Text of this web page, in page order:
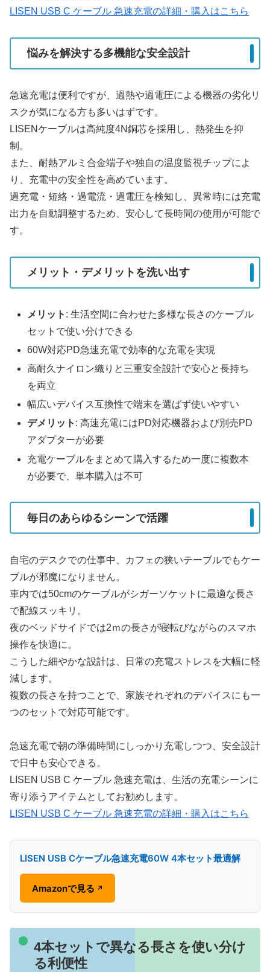
LISEN USB C ケーブル 急速充電の詳細・購入はこちら
悩みを解決する多機能な安全設計
急速充電は便利ですが、過熱や過電圧による機器の劣化リ
スクが気になる方も多いはずです。
LISENケーブルは高純度4N銅芯を採用し、熱発生を抑
制。
また、耐熱アルミ合金端子や独自の温度監視チップによ
り、充電中の安全性を高めています。
過充電・短絡・過電流・過電圧を検知し、異常時には充電
出力を自動調整するため、安心して長時間の使用が可能で
す。
メリット・デメリットを洗い出す
メリット : 生活空間に合わせた多様な長さのケーブル
セットで使い分けできる
60W対応PD急速充電で効率的な充電を実現
高耐久ナイロン織りと三重安全設計で安心と長持ち
を両立
幅広いデバイス互換性で端末を選ばず使いやすい
デメリット : 高速充電にはPD対応機器および別売PD
アダプターが必要
充電ケーブルをまとめて購入するため一度に複数本
が必要で、単本購入は不可
毎日のあらゆるシーンで活躍
自宅のデスクでの仕事中、カフェの狭いテーブルでもケー
ブルが邪魔になりません。
車内では50cmのケーブルがシガーソケットに最適な長さ
で配線スッキリ。
夜のベッドサイドでは2ｍの長さが寝転びながらのスマホ
操作を快適に。
こうした細やかな設計は、日常の充電ストレスを大幅に軽
減します。
複数の長さを持つことで、家族それぞれのデバイスにも一
つのセットで対応可能です。
急速充電で朝の準備時間にしっかり充電しつつ、安全設計
で日中も安心できる。
LISEN USB C ケーブル 急速充電は、生活の充電シーンに
寄り添うアイテムとしてお勧めします。
LISEN USB C ケーブル 急速充電の詳細・購入はこちら
LISEN USB Cケーブル急速充電60W 4本セット最適解
Amazonで見る ↗
4本セットで異なる長さを使い分け
る利便性